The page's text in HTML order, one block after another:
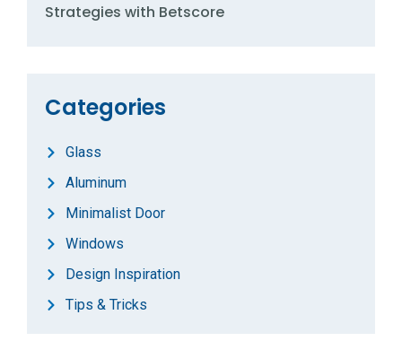
Strategies with Betscore
Categories
Glass
Aluminum
Minimalist Door
Windows
Design Inspiration
Tips & Tricks